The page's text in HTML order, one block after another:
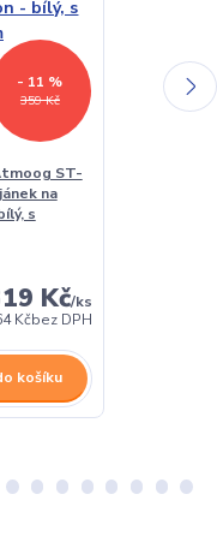
359 Kč
- 11 %
ST-
na
s
Kč/ks
Kčbez DPH
košíku